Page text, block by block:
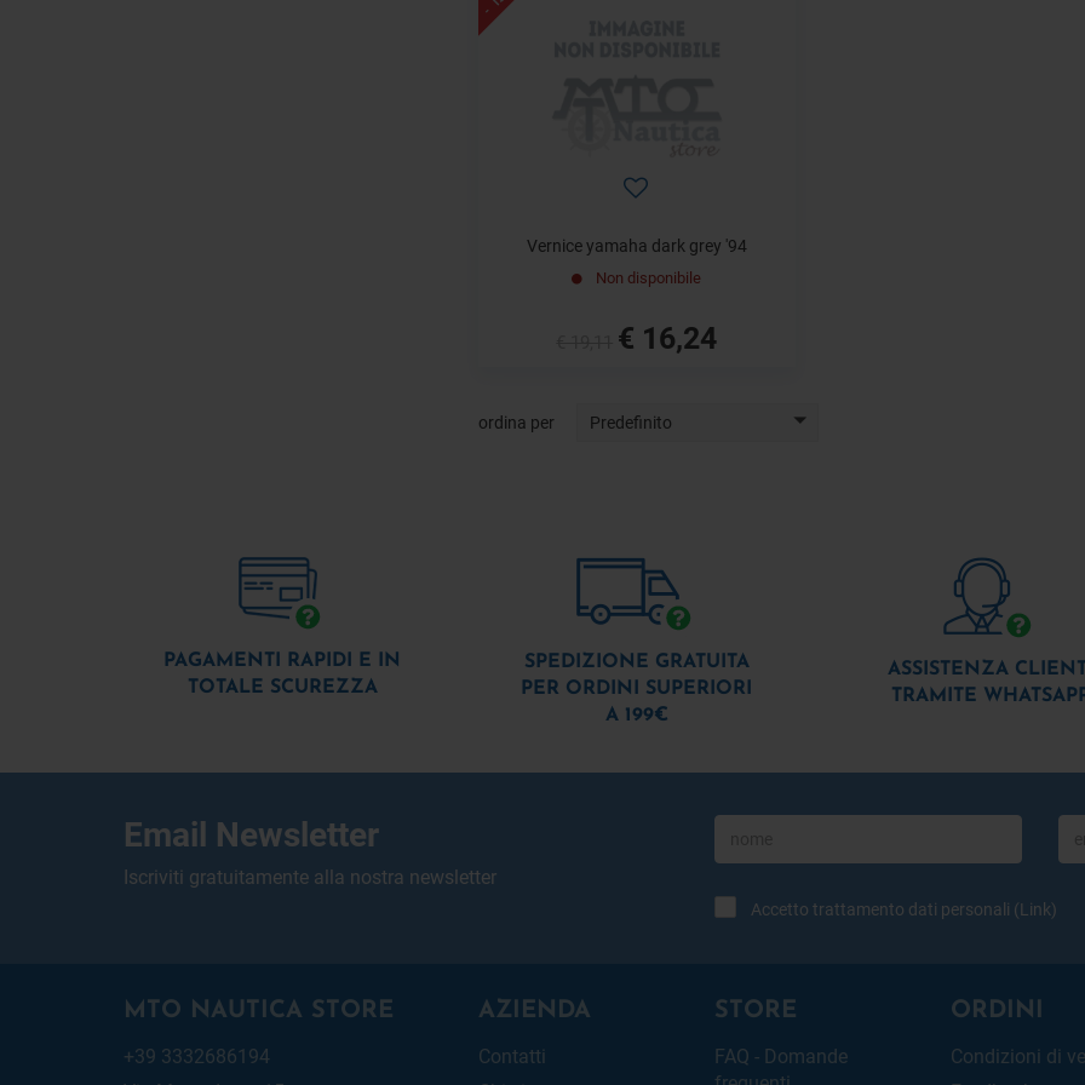
Vernice yamaha dark grey '94
Non disponibile
€ 16,24
ordina per Predefinito
PAGAMENTI RAPIDI E IN
TOTALE SCUREZZA
SPEDIZIONE GRATUITA
PER ORDINI SUPERIORI
A 199€
ASSISTENZA
TRAMITE
Email Newsletter
Iscriviti gratuitamente alla nostra newsletter
Accetto trattamento dati personali (Link)
MTO NAUTICA STORE
+39 3332686194
AZIENDA
Contatti
STORE
FAQ - Domande
ORDINI
Condizioni di